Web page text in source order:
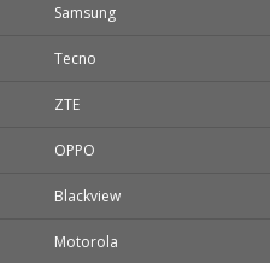
Samsung
Tecno
ZTE
OPPO
Blackview
Motorola